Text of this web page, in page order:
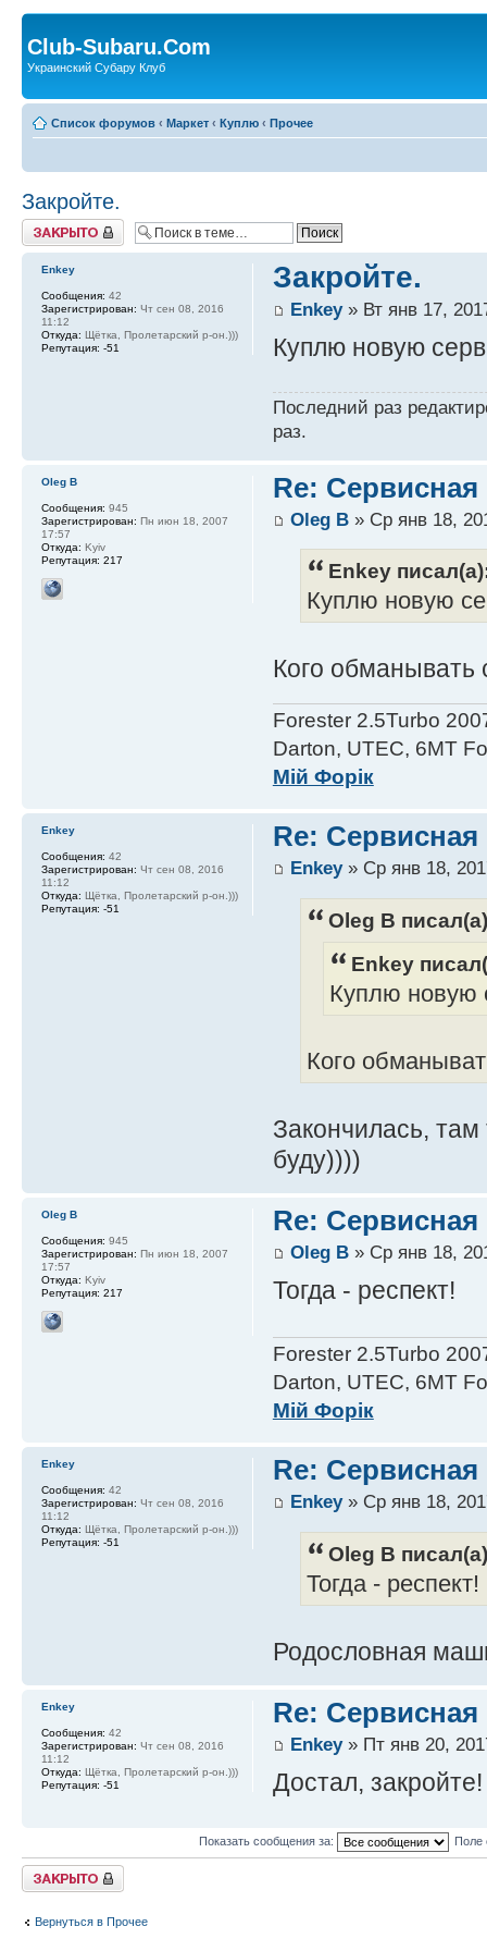
Club-Subaru.Com
Украинский Субару Клуб
Список форумов ‹ Маркет ‹ Куплю ‹ Прочее
Закройте.
Закрыто
Закройте.
Enkey» Вт янв 17,
Куплю новую
Последний раз
раз.
Enkey
Сообщения: 42
Зарегистрирован: Чт сен 08, 2016
11:12
Откуда: Щётка, Пролетарский р-он.)))
Репутация: -51
Re: Сервисная
Oleg B» Ср янв 18,
Enkey
Куплю новую
Кого обманывать
Forester 2.5Turbo
Darton, UTEC, 6MT
Мій Форік
Oleg B
Сообщения: 945
Зарегистрирован: Пн июн 18, 2007
17:57
Откуда: Kyiv
Репутация: 217
Re: Сервисная
Enkey» Ср янв 18,
Oleg B
Enkey
Куплю новую
Кого
Закончилась,
буду))))
Enkey
Сообщения: 42
Зарегистрирован: Чт сен 08, 2016
11:12
Откуда: Щётка, Пролетарский р-он.)))
Репутация: -51
Re: Сервисная
Oleg B» Ср янв 18,
Тогда - респект!
Forester 2.5Turbo
Darton, UTEC, 6MT
Мій Форік
Oleg B
Сообщения: 945
Зарегистрирован: Пн июн 18, 2007
17:57
Откуда: Kyiv
Репутация: 217
Re: Сервисная
Enkey» Ср янв 18,
Oleg B
Тогда - респект!
Родословная
Enkey
Сообщения: 42
Зарегистрирован: Чт сен 08, 2016
11:12
Откуда: Щётка, Пролетарский р-он.)))
Репутация: -51
Re: Сервисная
Enkey» Пт янв 20,
Достал, закройте!
Enkey
Сообщения: 42
Зарегистрирован: Чт сен 08, 2016
11:12
Откуда: Щётка, Пролетарский р-он.)))
Репутация: -51
Показать сообщения за: Поле
Закрыто
Вернуться в Прочее